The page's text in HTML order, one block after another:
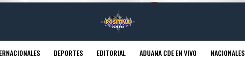
DEPORTES EDITORIAL ADUANA CDE EN VIVO NACIONALES